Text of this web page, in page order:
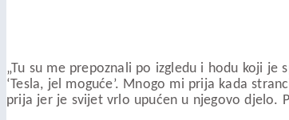
„Tu su me prepoznali po izgledu i hodu koji
‘Tesla, jel moguće’. Mnogo mi prija kada
prija jer je svijet vrlo upućen u njegovo djelo.